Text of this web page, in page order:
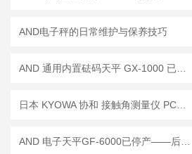
AND电子秤的日常维护与保养技巧